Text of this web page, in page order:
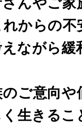
からの不
ながら緩
ご意向や
生きるこ